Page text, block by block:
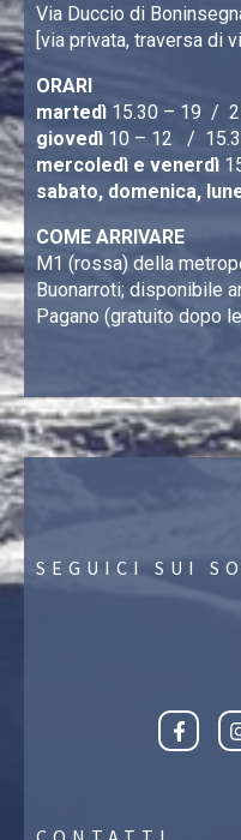
Via Duccio di
[via privata, traversa di
ORARI
martedì 15.30 – 19 /
giovedì 10 – 12 /
mercoledì e venerdì
sabato, domenica,
COME ARRIVARE
M1 (rossa) della
Buonarroti; disponibile
Pagano (gratuito dopo
SEGUICI SUI